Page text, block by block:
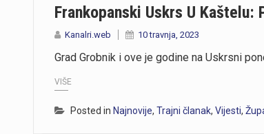
Frankopanski Uskrs U
Kanalri.web 10 travnja, 2023
Grad Grobnik i ove je godine na Uskrsni
VIŠE
Posted in Najnovije, Trajni članak, Vijesti,